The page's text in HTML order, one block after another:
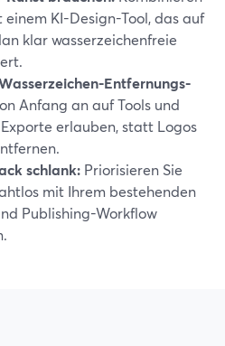
einem KI-Design-Tool, das auf
klar wasserzeichenfreie
Entfernungs-
Anfang an auf Tools und
erlauben, statt Logos
schlank: Priorisieren Sie
mit Ihrem bestehenden
Publishing-Workflow